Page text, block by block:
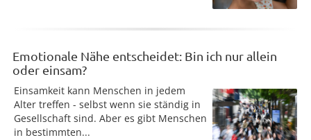
Emotionale Nähe entscheidet: Bin ich nur allein
oder einsam?
Einsamkeit kann Menschen in jedem
Alter treffen - selbst wenn sie ständig in
Gesellschaft sind. Aber es gibt Menschen
in bestimmten...